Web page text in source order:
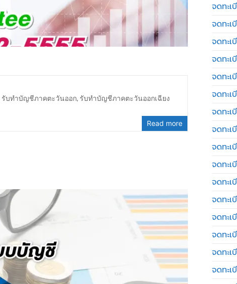
รับทำบัญชีภาคตะวันออก, รับทำบัญชีภาคตะวันออกเฉียง
Read more
จดทะ
จดทะ
จดทะ
จดทะ
จดทะ
จดทะ
จดทะ
จดทะเ
จดทะ
จดทะ
จดทะ
จดทะ
จดทะ
จดทะ
จดทะ
จดทะ